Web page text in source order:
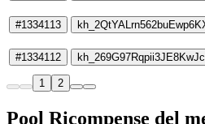
#1334113
#1334112
1 2
Pool Ricompense del